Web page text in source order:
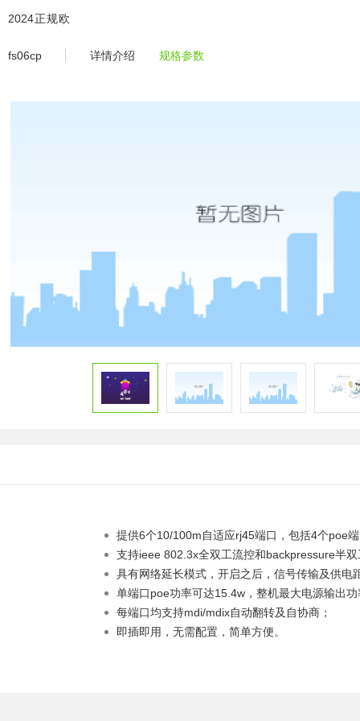
fs06cp -2024正规欧洲杯平台
2024正规欧
洲杯平
fs06cp 详情介绍 规格参数
提供6个10/100m自适应rj45端口，包括4个poe
支持ieee 802.3x全双工流控和backpressure半双
具有网络延长模式，开启之后，信号传输及供电
单端口poe功率可达15.4w，整机最大电源输出
每端口均支持mdi/mdix自动翻转及自协商；
即插即用，无需配置，简单方便。